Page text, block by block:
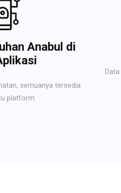
Anabul di
semuanya tersedia
platform.